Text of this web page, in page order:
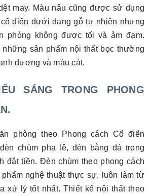
may. Màu nâu cũng được sử dụng
điển dưới dạng gỗ tự nhiên nhưng
phòng không được tối và ảm đạm.
những sản phẩm nội thất bọc thường
dương và màu cát.
SÁNG TRONG PHONG
phòng theo Phong cách Cổ điển
chùm pha lê, đèn bằng đá trong
đắt tiền. Đèn chùm theo phong cách
nghệ thuật thực sự, luôn làm từ
xử lý tốt nhất. Thiết kế nội thất theo